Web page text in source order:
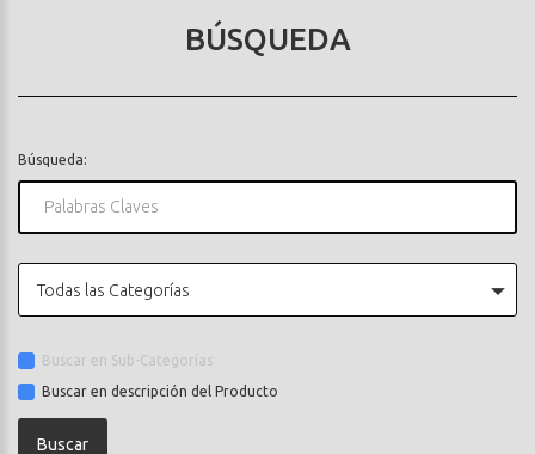
BÚSQUEDA
Búsqueda:
Todas las Categorías
Buscar en Sub-Categorías
Buscar en descripción del Producto